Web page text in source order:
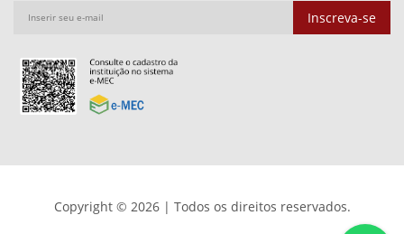
Inscreva-se
Copyright © 2026 | Todos os direitos reservados.